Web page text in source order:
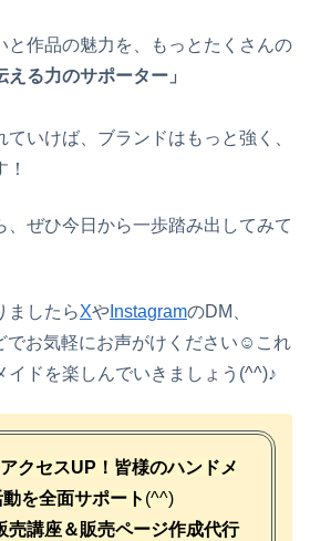
と作品の魅力を、もっとたくさんの
える力のサポーター」
いけば、ブランドはもっと強く、
、ぜひ今日から一歩踏み出してみて
ましたらXや InstagramのDM、
でお気軽にお声がけください☺これ
イドを楽しんでいきましょう(^^)♪
クセスUP！ 皆様のハンドメ
を全面サポート (^^)
売講座＆販売ページ作成代行